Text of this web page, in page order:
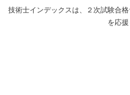
技術士インデックスは、２次試験合
を応援